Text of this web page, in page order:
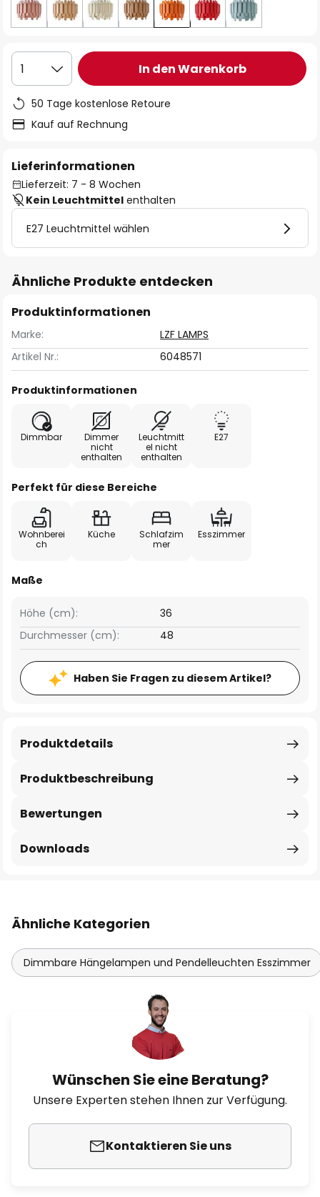
1 In den Warenkorb
50 Tage kostenlose Retoure
Kauf auf Rechnung
Lieferinformationen
Lieferzeit: 7 - 8 Wochen
Kein Leuchtmittel enthalten
E27 Leuchtmittel wählen
Ähnliche Produkte entdecken
Produktinformationen
Marke:
LZF LAMPS
Artikel Nr.:
6048571
Produktinformationen
Dimmbar
Dimmer
nicht
enthalten
Leuchtmitt
el nicht
enthalten
E27
Perfekt für diese Bereiche
Wohnberei
ch
Küche
Schlafzim
mer
Esszimmer
Maße
Höhe (cm):
36
Durchmesser (cm):
48
Haben Sie Fragen zu diesem Artikel?
Produktbeschreibung
Produktdetails
Bewertungen
Downloads
Ähnliche Kategorien
Dimmbare Hängelampen und Pendelleuchten Esszimmer
Wünschen Sie eine Beratung?
Unsere Experten stehen Ihnen zur Verfügung.
Kontaktieren Sie uns